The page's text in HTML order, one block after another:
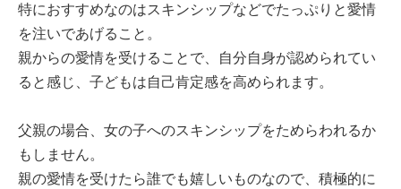
特におすすめなのはスキンシップなどでたっぷりと愛情
を注いであげること。
親からの愛情を受けることで、自分自身が認められてい
ると感じ、子どもは自己肯定感を高められます。
父親の場合、女の子へのスキンシップをためらわれるか
もしません。
親の愛情を受けたら誰でも嬉しいものなので、積極的に